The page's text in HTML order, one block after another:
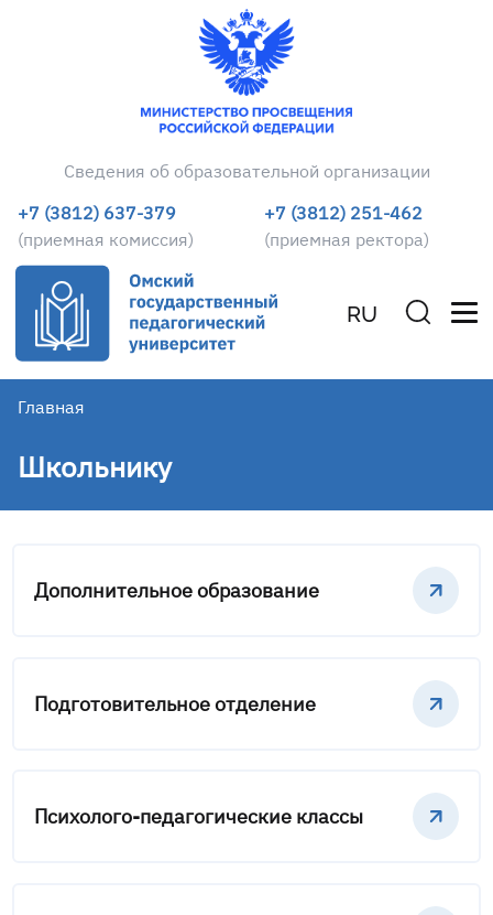
Сведения об образовательной организации
+7 (3812) 637-379
(приемная комиссия)
+7 (3812) 251-462
(приемная ректора)
RU
Главная
Школьнику
Дополнительное образование
Подготовительное отделение
Психолого-педагогические классы